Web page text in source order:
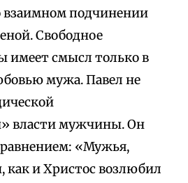
взаимном подчинении
Свободное
имеет смысл только в
мужа. Павел не
власти мужчины. Он
«Мужья,
как и Христос возлюбил